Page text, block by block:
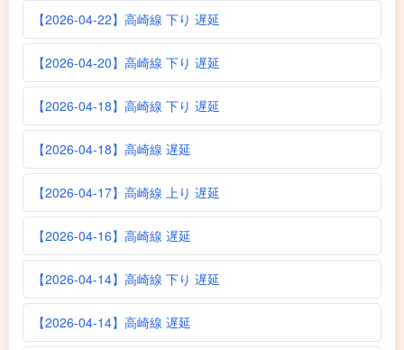
【2026-04-22】高崎線 下り 遅延
【2026-04-20】高崎線 下り 遅延
【2026-04-18】高崎線 下り 遅延
【2026-04-18】高崎線 遅延
【2026-04-17】高崎線 上り 遅延
【2026-04-16】高崎線 遅延
【2026-04-14】高崎線 下り 遅延
【2026-04-14】高崎線 遅延